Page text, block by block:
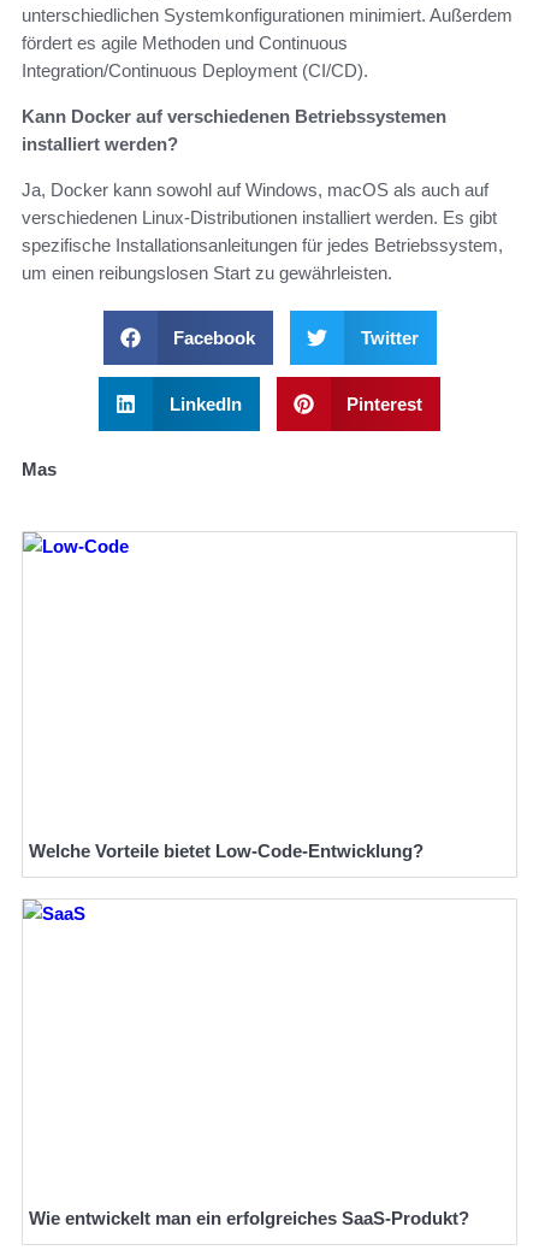
unterschiedlichen Systemkonfigurationen minimiert. Außerdem
fördert es agile Methoden und Continuous
Integration/Continuous Deployment (CI/CD).
Kann Docker auf verschiedenen Betriebssystemen
installiert werden?
Ja, Docker kann sowohl auf Windows, macOS als auch auf
verschiedenen Linux-Distributionen installiert werden. Es gibt
spezifische Installationsanleitungen für jedes Betriebssystem,
um einen reibungslosen Start zu gewährleisten.
Facebook Twitter
LinkedIn Pinterest
Mas
Welche Vorteile bietet Low-Code-Entwicklung?
Wie entwickelt man ein erfolgreiches SaaS-Produkt?